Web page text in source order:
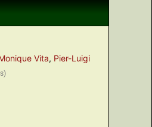
Vita, Pier-Luigi